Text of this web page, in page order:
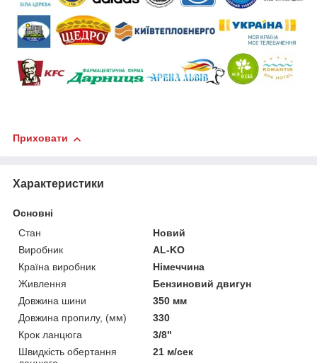
Приховати
Характеристики
Основні
Стан
Новий
Виробник
AL-KO
Країна виробник
Німеччина
Живлення
Бензиновий двигун
Довжина шини
350 мм
Довжина пропилу, (мм)
330
Крок ланцюга
3/8"
Швидкість обертання
21 м/сек